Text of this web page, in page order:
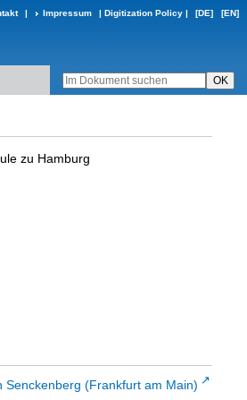
| Impressum | Digitization Policy | [DE] [EN]
zu Hamburg
Senckenberg (Frankfurt am Main)